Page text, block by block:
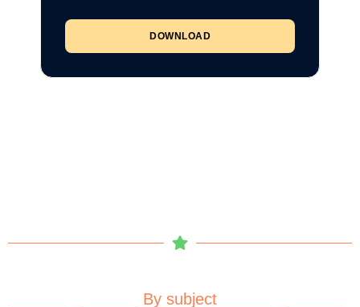
DOWNLOAD
By subject